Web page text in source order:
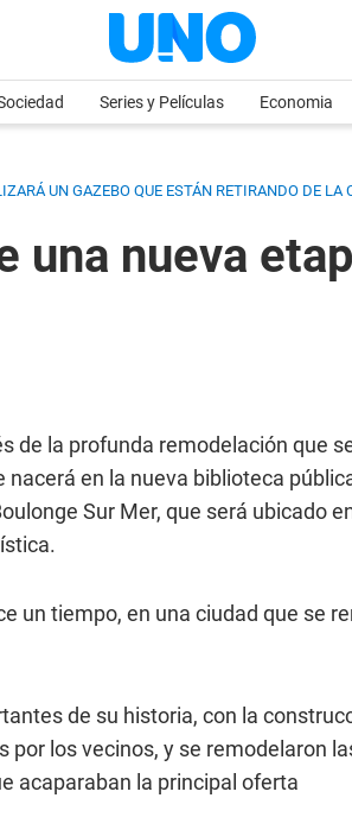
Series y Películas Economia
UN GAZEBO QUE ESTÁN RETIRANDO DE LA
una nueva
de la profunda remodelación que
nacerá en la nueva biblioteca
Sur Mer, que será ubicado
un tiempo, en una ciudad que se
de su historia, con la
por los vecinos, y se remodelaron
acaparaban la principal oferta